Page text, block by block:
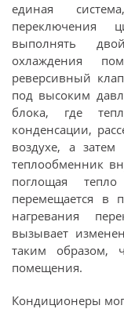
единая
переключения
выполнять
охлаждения
реверсивный
под высоким
блока, где
конденсации,
воздухе, а затем
теплообменник
поглощая
перемещается в
нагревания
вызывает
таким образом,
помещения.
Кондиционеры